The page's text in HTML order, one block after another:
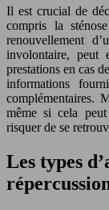
Il est crucial de
compris la
renouvellement
involontaire, peut
prestations en cas
informations
complémentaires.
même si cela
risquer de se
Les types